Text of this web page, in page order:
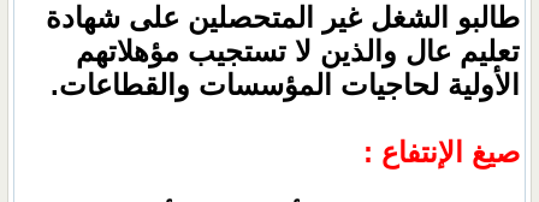
طالبو الشغل غير المتحصلين على شهادة
تعليم عال والذين لا تستجيب مؤهلاتهم
الأولية لحاجيات المؤسسات والقطاعات.
صيغ الإنتفاع :